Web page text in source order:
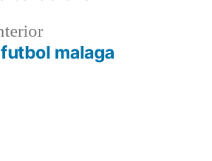
Entrada
anterior:
malaga